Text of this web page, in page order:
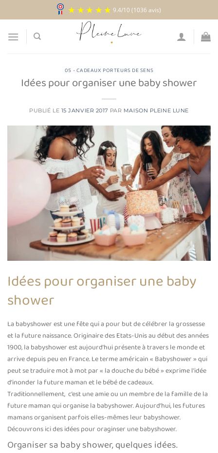
au
contenu
9.4/10(1036 avis)
05 - CADEAUX PORTEURS DE SENS
Idées pour organiser une baby shower
PUBLIÉ LE 15 JANVIER 2017 PAR MAISON PLEINE LUNE
Idées pour organiser une baby
shower
La babyshower est une fête qui a pour but de célébrer la grossesse
et la future naissance. Originaire des Etats-Unis au début des années
1900, la babyshower est aujourd’hui présente à travers le monde et
arrive depuis peu en France. Le terme américain « Babyshower » qui
peut se traduire mot à mot par « la douche du bébé » exprime l’idée
d’inonder la future maman et le bébé de cadeaux.
Traditionnellement, c’est une amie ou un membre de la famille de la
future maman qui organise la babyshower. Aujourd’hui, les futures
mamans organisent parfois elles-mêmes leur babyshower.
Découvrons ici des idées pour oraginser une babyshower.
Organiser sa baby shower, quelques idées.